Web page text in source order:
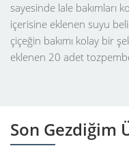
sayesinde lale bakımları
içerisine eklenen suyu
çiçeğin bakımı kolay bir
eklenen 20 adet
Son Gezdiğim